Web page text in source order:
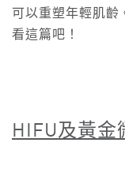
可以重塑年輕肌齡
看這篇吧！
HIFU及黃金